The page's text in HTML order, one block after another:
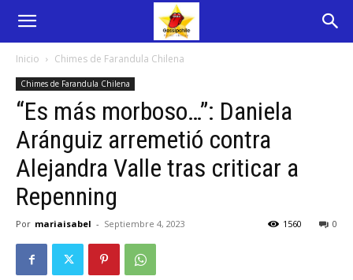
Inicio Chimes de Farandula Chilena
Chimes de Farandula Chilena
“Es más morboso…”: Daniela
Aránguiz arremetió contra
Alejandra Valle tras criticar a
Repenning
Por mariaisabel - Septiembre 4, 2023 0
1560